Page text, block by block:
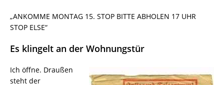
„ANKOMME MONTAG 15. STOP BITTE ABHOLEN 17 UHR
STOP ELSE“
Es klingelt an der Wohnungstür
Ich öffne. Draußen
steht der